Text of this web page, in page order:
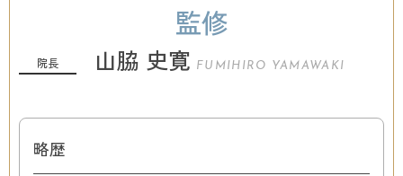
監修
院長 山脇 史寛 FUMIHIRO YAMAWAKI
略歴